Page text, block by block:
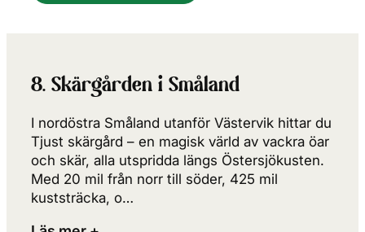
8. Skärgården i Småland
I nordöstra Småland utanför Västervik hittar du
Tjust skärgård – en magisk värld av vackra öar
och skär, alla utspridda längs Östersjökusten.
Med 20 mil från norr till söder, 425 mil
kuststräcka, o…